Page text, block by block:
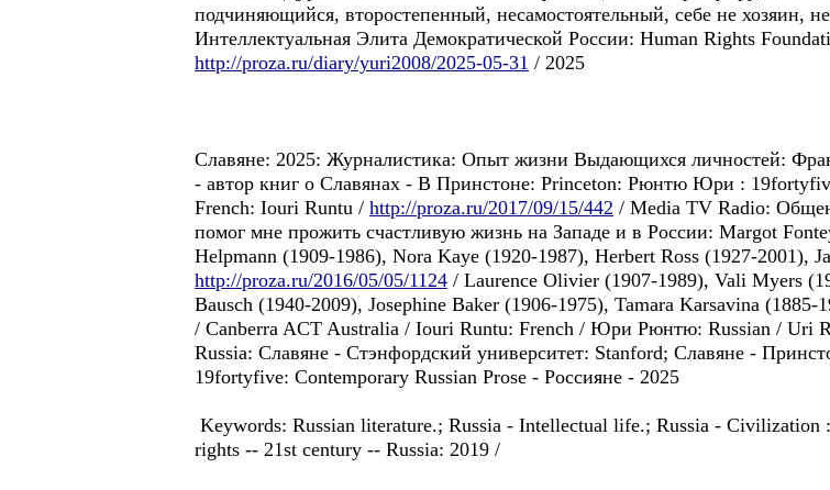
подчиняющийся, второстепенный, несамостоятельный, себе не хозяин,
Интеллектуальная Элита Демократической России: Human Rights
http://proza.ru/diary/yuri2008/2025-05-31 / 2025
Славянe: 2025: Журналистика: Опыт жизни Выдающихся личностей:
- автор книг o Славянax - B Принстонe: Princeton: Рюнтю Юри :
French: Iouri Runtu / http://proza.ru/2017/09/15/442 / Media TV Radio:
помог мне прожить счастливую жизнь на Западе и в России: Margot
Helpmann (1909-1986), Nora Kaye (1920-1987), Herbert Ross (1927-2001),
http://proza.ru/2016/05/05/1124 / Laurence Olivier (1907-1989), Vali Myers
Bausch (1940-2009), Josephine Baker (1906-1975), Tamara Karsavina
/ Canberra ACT Australia / Iouri Runtu: French / Юри Рюнтю: Russian / Uri
Russia: Славянe - Стэнфордский университет: Stanford; Славянe -
19fortyfive: Contemporary Russian Prose - Россиянe - 2025
Keywords: Russian literature.; Russia - Intellectual life.; Russia -
rights -- 21st century -- Russia: 2019 /